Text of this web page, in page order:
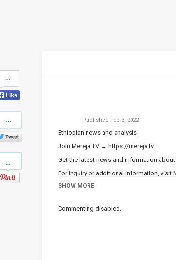
on
Facebook
on
Twitter
Published Feb 3, 2022
Ethiopian news and analysis
Join Mereja TV → https://mereja.tv
Get the latest news and information
For inquiry or additional information, visit
Mereja presents Ethiopian news,
Category Ethiopian News
SHOW MORE
Commenting disabled.